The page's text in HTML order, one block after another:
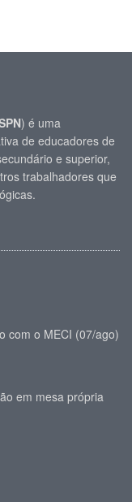
) é uma
de educadores de
e superior,
trabalhadores que
com o MECI (07/ago)
em mesa própria